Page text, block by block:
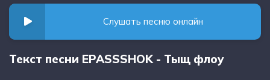
Слушать песню онлайн
Текст песни EPASSSHOK - Тыщ флоу